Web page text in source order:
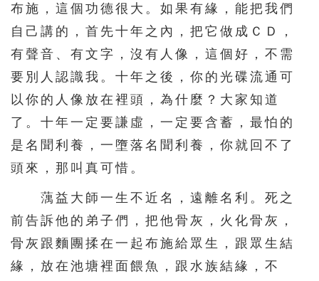
布施，這個功德很大。如果有緣，能把我們
自己講的，首先十年之內，把它做成ＣＤ，
有聲音、有文字，沒有人像，這個好，不需
要別人認識我。十年之後，你的光碟流通可
以你的人像放在裡頭，為什麼？大家知道
了。十年一定要謙虛，一定要含蓄，最怕的
是名聞利養，一墮落名聞利養，你就回不了
頭來，那叫真可惜。
蕅益大師一生不近名，遠離名利。死之
前告訴他的弟子們，把他骨灰，火化骨灰，
骨灰跟麵團揉在一起布施給眾生，跟眾生結
緣，放在池塘裡面餵魚，跟水族結緣，不